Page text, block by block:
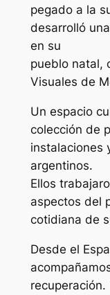
pegado a la
desarrolló
en su
pueblo natal,
Visuales de
Un espacio
colección de
instalaciones
argentinos.
Ellos
aspectos del
cotidiana de
Desde el